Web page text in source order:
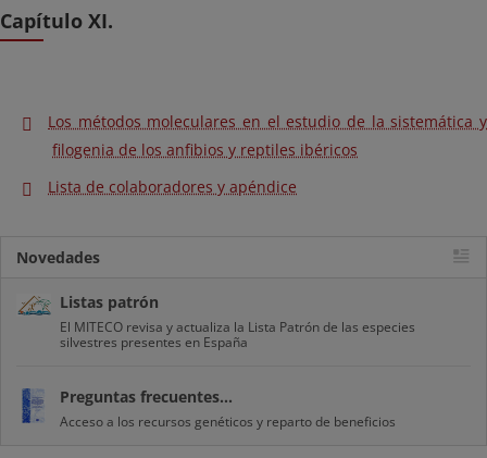
Capítulo XI.
Los métodos moleculares en el estudio de la sistemática y
filogenia de los anfibios y reptiles ibéricos
Lista de colaboradores y apéndice
Novedades
Listas patrón
El MITECO revisa y actualiza la Lista Patrón de las especies
silvestres presentes en España
Preguntas frecuentes...
Acceso a los recursos genéticos y reparto de beneficios